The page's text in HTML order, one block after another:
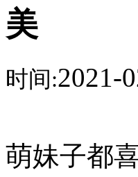
美
时间:2021-
萌妹子都